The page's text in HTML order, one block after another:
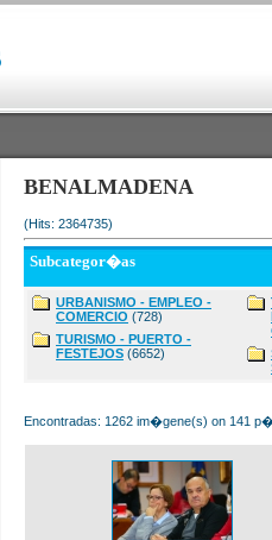
BENALMADENA
(Hits: 2364735)
Subcategor�as
URBANISMO - EMPLEO -
COMERCIO (728)
TURISMO - PUERTO -
FESTEJOS (6652)
Encontradas: 1262 im�gene(s) on 141